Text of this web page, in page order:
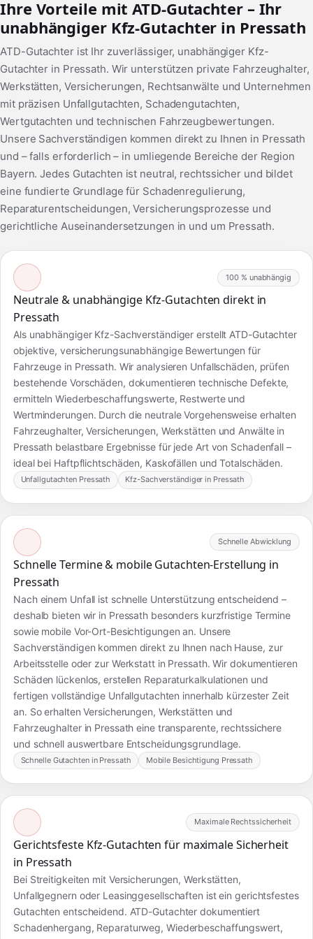
Ihre Vorteile mit ATD-Gutachter – Ihr
unabhängiger Kfz-Gutachter in Pressath
ATD-Gutachter ist Ihr zuverlässiger, unabhängiger Kfz-
Gutachter in Pressath. Wir unterstützen private Fahrzeughalter,
Werkstätten, Versicherungen, Rechtsanwälte und Unternehmen
mit präzisen Unfallgutachten, Schadengutachten,
Wertgutachten und technischen Fahrzeugbewertungen.
Unsere Sachverständigen kommen direkt zu Ihnen in Pressath
und – falls erforderlich – in umliegende Bereiche der Region
Bayern. Jedes Gutachten ist neutral, rechtssicher und bildet
eine fundierte Grundlage für Schadenregulierung,
Reparaturentscheidungen, Versicherungsprozesse und
gerichtliche Auseinandersetzungen in und um Pressath.
100 % unabhängig
Neutrale & unabhängige Kfz-Gutachten direkt in
Pressath
Als unabhängiger Kfz-Sachverständiger erstellt ATD-Gutachter
objektive, versicherungsunabhängige Bewertungen für
Fahrzeuge in Pressath. Wir analysieren Unfallschäden, prüfen
bestehende Vorschäden, dokumentieren technische Defekte,
ermitteln Wiederbeschaffungswerte, Restwerte und
Wertminderungen. Durch die neutrale Vorgehensweise erhalten
Fahrzeughalter, Versicherungen, Werkstätten und Anwälte in
Pressath belastbare Ergebnisse für jede Art von Schadenfall –
ideal bei Haftpflichtschäden, Kaskofällen und Totalschäden.
Unfallgutachten Pressath Kfz-Sachverständiger in Pressath
Schnelle Abwicklung
Schnelle Termine & mobile Gutachten-Erstellung in
Pressath
Nach einem Unfall ist schnelle Unterstützung entscheidend –
deshalb bieten wir in Pressath besonders kurzfristige Termine
sowie mobile Vor-Ort-Besichtigungen an. Unsere
Sachverständigen kommen direkt zu Ihnen nach Hause, zur
Arbeitsstelle oder zur Werkstatt in Pressath. Wir dokumentieren
Schäden lückenlos, erstellen Reparaturkalkulationen und
fertigen vollständige Unfallgutachten innerhalb kürzester Zeit
an. So erhalten Versicherungen, Werkstätten und
Fahrzeughalter in Pressath eine transparente, rechtssichere
und schnell auswertbare Entscheidungsgrundlage.
Schnelle Gutachten in Pressath Mobile Besichtigung Pressath
Maximale Rechtssicherheit
Gerichtsfeste Kfz-Gutachten für maximale Sicherheit
in Pressath
Bei Streitigkeiten mit Versicherungen, Werkstätten,
Unfallgegnern oder Leasinggesellschaften ist ein gerichtsfestes
Gutachten entscheidend. ATD-Gutachter dokumentiert
Schadenhergang, Reparaturweg, Wiederbeschaffungswert,